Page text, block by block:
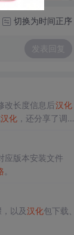
切换为时间正序
发表回复
改长度信息后汉化
汉化，还分享了调试
应版本安装文件
以及汉化包下载、